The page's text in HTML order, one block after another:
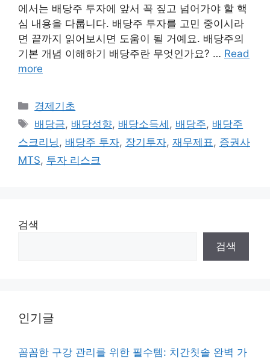
에서는 배당주 투자에 앞서 꼭 짚고 넘어가야 할 핵
심 내용을 다룹니다. 배당주 투자를 고민 중이시라
면 끝까지 읽어보시면 도움이 될 거예요. 배당주의
기본 개념 이해하기 배당주란 무엇인가요? … Read
more
Categories
경제기초
Tags
배당금, 배당성향, 배당소득세 , 배당주, 배당주
스크리닝 , 배당주 투자, 장기투자, 재무제표 , 증권사
MTS, 투자 리스크
검색
검색
인기글
꼼꼼한 구강 관리를 위한 필수템: 치간칫솔 완벽 가